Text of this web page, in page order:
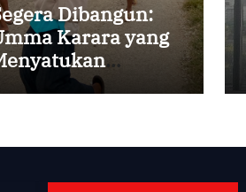
Dibangun:
Karara yang
Kembali